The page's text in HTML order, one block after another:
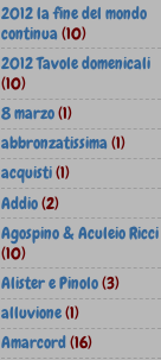
2012 la fine del mondo
continua(10)
2012 Tavole domenicali
(10)
8 marzo(1)
abbronzatissima(1)
acquisti(1)
Addio(2)
Agospino & Aculeio Ricci
(10)
Alister e Pinolo(3)
alluvione(1)
Amarcord(16)